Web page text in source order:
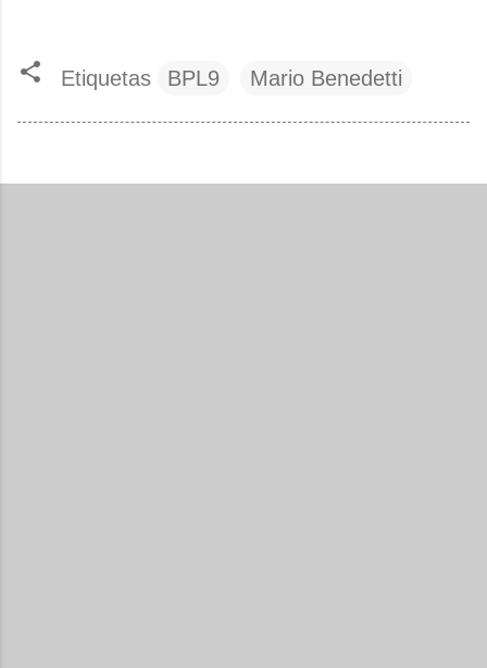
Etiquetas BPL9 Mario Benedetti